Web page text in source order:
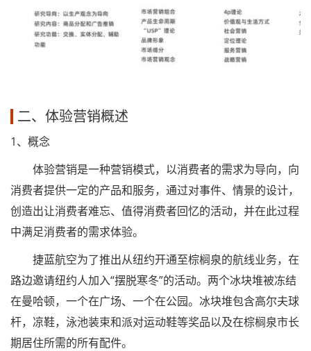
二、体验营销概述
1、概念
体验营销是一种营销模式，以消费者的需求为导向，向
消费者提供一定的产品和服务，通过对事件、情景的设计，
创造出让消费者难忘、值得消费者回忆的活动，并在此过程
中满足消费者的需求体验。
捷蓝航空为了推出从纽约开通至棕榈泉的航线业务，在
路边邀请纽约人加入“摆脱寒冬”的活动。两个冰块堆被冻结
在曼哈顿，一个在广场、一个在公园。冰块堆包含高尔夫球
杆，凉鞋，泳池装束和派对运动鞋等奖品以及在棕榈泉市长
期居住所需的所有配件。